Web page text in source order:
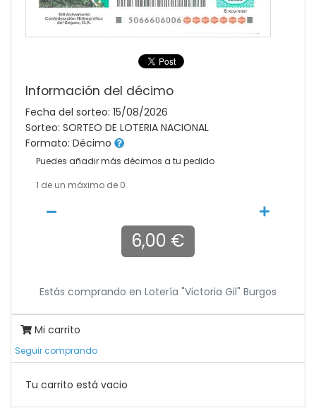
Información del décimo
Fecha del sorteo: 15/08/2026
Sorteo: SORTEO DE LOTERIA NACIONAL
Formato: Décimo
Puedes añadir más décimos a tu pedido
1 de un máximo de 0
6,00 €
Estás comprando en Lotería "victoria Gil" Burgos
Mi carrito
Seguir comprando
Tu carrito está vacio